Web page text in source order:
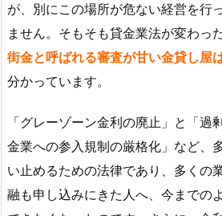
が、別にこの場所が危ない経営を行
ません。そもそも貸金業法が変わっ
街金と呼ばれる審査が甘い金貸し屋
分かっています。
「グレーゾーン金利の廃止」と「過
金業への参入規制の厳格化」など、
い止めるための法律であり、多くの
融も申し込みにきた人へ、今までの